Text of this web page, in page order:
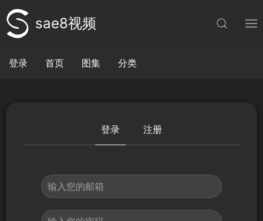
sae8视频
登录 首页 图集 分类
登录 注册